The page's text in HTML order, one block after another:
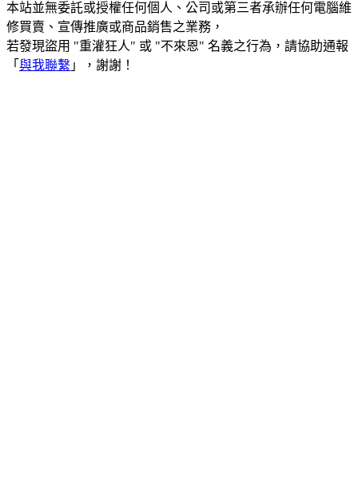
本站並無委託或授權任何個人、公司或第三者承辦任何電腦維
修買賣、宣傳推廣或商品銷售之業務，
若發現盜用 "重灌狂人" 或 "不來恩" 名義之行為，請協助通報
「 與我聯繫 」，謝謝！